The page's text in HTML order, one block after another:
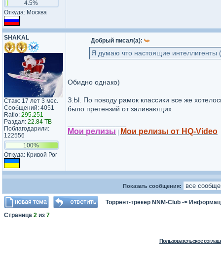
4.5%
Откуда: Москва
SHAKAL
Стаж: 17 лет 3 мес.
Сообщений: 4051
Ratio: 295.251
Раздал: 22.84 TB
Поблагодарили:
122556
100%
Откуда: Кривой Рог
Добрый писал(а):
Я думаю что настоящие интеллигенты (
Обидно однако)
З.Ы. По поводу рамок классики все же
было претензий от заливающих
Мои релизы Мои релизы от HQ-Video
Показать сообщения:
Торрент-трекер NNM-Club ->
Страница 2 из 7
Пользовательское